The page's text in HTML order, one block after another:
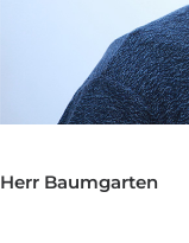
Herr Baumgarten